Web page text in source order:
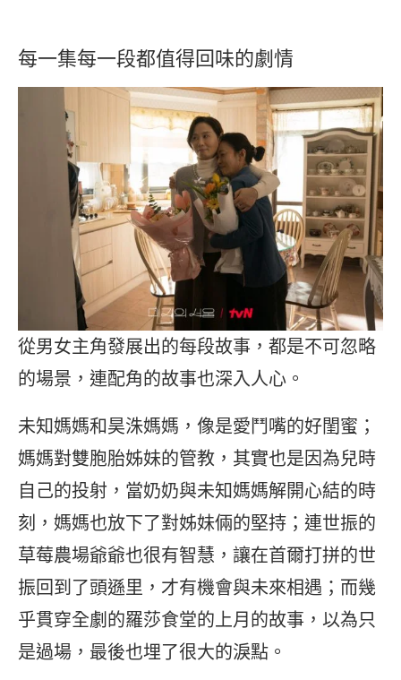
每一集每一段都值得回味的劇情
從男女主角發展出的每段故事，都是不可忽略
的場景，連配角的故事也深入人心。
未知媽媽和昊洙媽媽，像是愛鬥嘴的好閨蜜；
媽媽對雙胞胎姊妹的管教，其實也是因為兒時
自己的投射，當奶奶與未知媽媽解開心結的時
刻，媽媽也放下了對姊妹倆的堅持；連世振的
草莓農場爺爺也很有智慧，讓在首爾打拼的世
振回到了頭遜里，才有機會與未來相遇；而幾
乎貫穿全劇的羅莎食堂的上月的故事，以為只
是過場，最後也埋了很大的淚點。